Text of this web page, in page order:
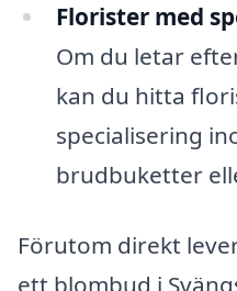
Florister med
Om du letar
kan du hitta
specialisering
brudbuketter
Förutom direkt
ett blombud i